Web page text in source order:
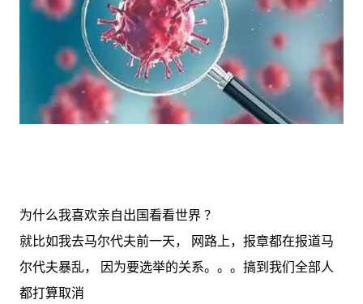
为什么我喜欢亲自出国看看世界 ？
就比如我去马尔代夫前一天， 网路上，报章都在报道马
尔代夫暴乱， 因为要选举的关系。。。搞到我们全部人
都打算取消